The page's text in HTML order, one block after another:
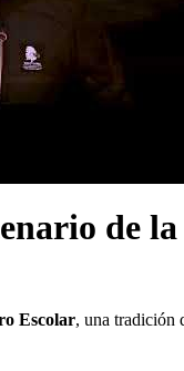
de
Escolar, una tradición